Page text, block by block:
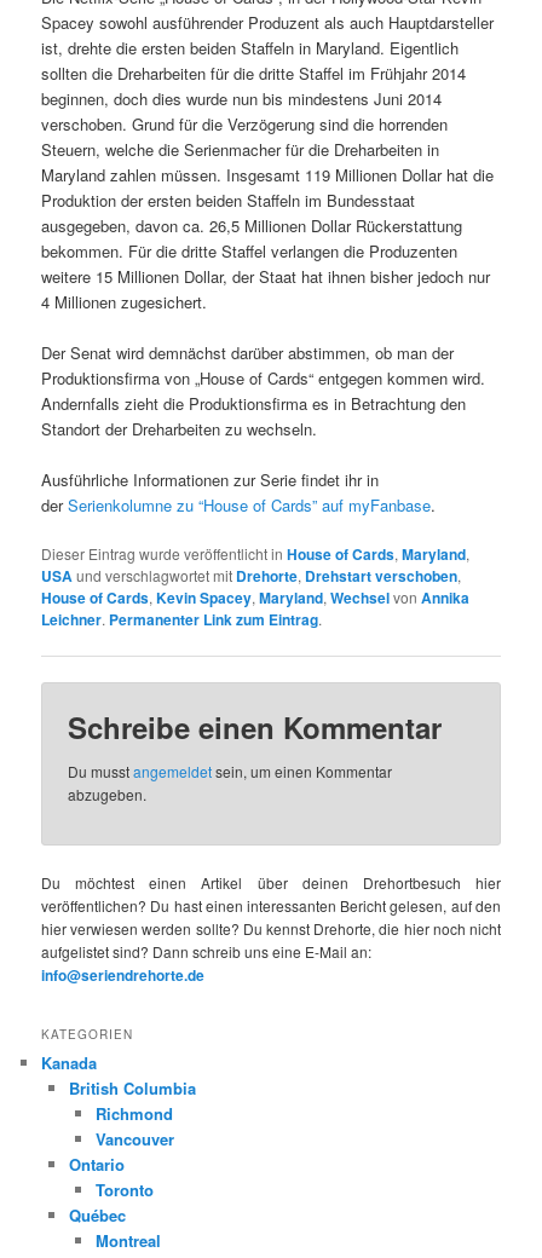
Spacey sowohl ausführender Produzent als auch Hauptdarsteller
ist, drehte die ersten beiden Staffeln in Maryland. Eigentlich
sollten die Dreharbeiten für die dritte Staffel im Frühjahr 2014
beginnen, doch dies wurde nun bis mindestens Juni 2014
verschoben. Grund für die Verzögerung sind die horrenden
Steuern, welche die Serienmacher für die Dreharbeiten in
Maryland zahlen müssen. Insgesamt 119 Millionen Dollar hat die
Produktion der ersten beiden Staffeln im Bundesstaat
ausgegeben, davon ca. 26,5 Millionen Dollar Rückerstattung
bekommen. Für die dritte Staffel verlangen die Produzenten
weitere 15 Millionen Dollar, der Staat hat ihnen bisher jedoch nur
4 Millionen zugesichert.
Der Senat wird demnächst darüber abstimmen, ob man der
Produktionsfirma von „House of Cards“ entgegen kommen wird.
Andernfalls zieht die Produktionsfirma es in Betrachtung den
Standort der Dreharbeiten zu wechseln.
Ausführliche Informationen zur Serie findet ihr in
derSerienkolumne zu “House of Cards” auf myFanbase.
Dieser Eintrag wurde veröffentlicht inHouse of Cards,Maryland,
USAund verschlagwortet mit Drehorte, Drehstart verschoben,
House of Cards,Kevin Spacey,Maryland,WechselvonAnnika
Leichner. Permanenter Link zum Eintrag.
Schreibe einen Kommentar
Du musstangemeldetsein, um einen Kommentar
abzugeben.
Du möchtest einen Artikel über deinen Drehortbesuch hier
veröffentlichen? Du hast einen interessanten Bericht gelesen, auf den
hier verwiesen werden sollte? Du kennst Drehorte, die hier noch nicht
aufgelistet sind? Dann schreib uns eine E-Mail an:
info@seriendrehorte.de
KATEGORIEN
Kanada
British Columbia
Richmond
Vancouver
Ontario
Toronto
Québec
Montreal